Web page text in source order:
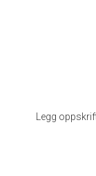
Legg